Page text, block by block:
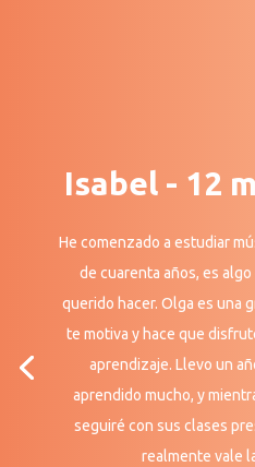
Isabel - 12
He comenzado a estudiar
de cuarenta años, es
querido hacer. Olga es una
te motiva y hace que
aprendizaje. Llevo un
aprendido mucho, y
seguiré con sus clases
realmente vale